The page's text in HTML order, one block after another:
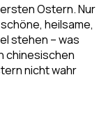
Ostern. Nur
heilsame,
stehen – was
chinesischen
nicht wahr